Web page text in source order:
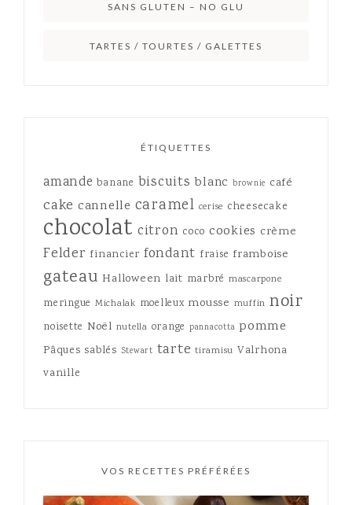
SANS GLUTEN – NO GLU
TARTES / TOURTES / GALETTES
ÉTIQUETTES
amande banane biscuits blanc brownie café
cake cannelle caramel cerise cheesecake
chocolat citron coco cookies crème
Felder financier fondant fraise framboise
gateau Halloween lait marbré mascarpone
meringue Michalak moelleux mousse muffin noir
noisette Noël nutella orange pannacotta pomme
Pâques sablés Stewart tarte tiramisu Valrhona
vanille
VOS RECETTES PRÉFÉRÉES